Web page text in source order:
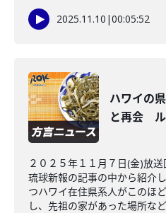
2025.11.10 |00:05:52
ハワイの
と再会
２０２５年１１月７日(金)放
琉球新報の記事の中から紹介
つハワイ在住県系人がこのほ
し、先祖の家があった場所な